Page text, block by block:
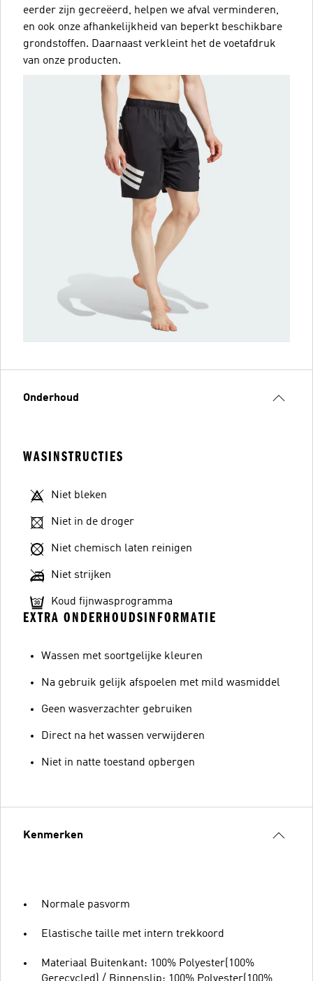
eerder zijn gecreëerd, helpen we afval verminderen,
en ook onze afhankelijkheid van beperkt beschikbare
grondstoffen. Daarnaast verkleint het de voetafdruk
van onze producten.
Onderhoud
WASINSTRUCTIES
Niet bleken
Niet in de droger
Niet chemisch laten reinigen
Niet strijken
Koud fijnwasprogramma
EXTRA ONDERHOUDSINFORMATIE
Wassen met soortgelijke kleuren
Na gebruik gelijk afspoelen met mild wasmiddel
Geen wasverzachter gebruiken
Direct na het wassen verwijderen
Niet in natte toestand opbergen
Kenmerken
Normale pasvorm
Elastische taille met intern trekkoord
Materiaal Buitenkant: 100% Polyester(100%